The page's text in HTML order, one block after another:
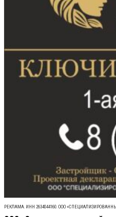
РЕКЛАМА. ИНН 2634044160. ООО